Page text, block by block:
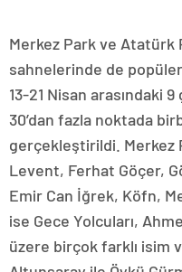
Merkez Park ve Atatürk
sahnelerinde de
13-21 Nisan arasındaki
30’dan fazla noktada
gerçekleştirildi. Merkez
Levent, Ferhat Göçer,
Emir Can İğrek, Köfn,
ise Gece Yolcuları,
üzere birçok farklı isim